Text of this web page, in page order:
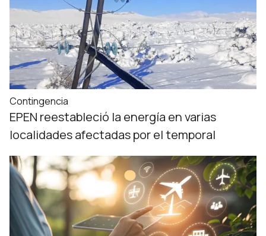
Contingencia
EPEN reestableció la energía en varias
localidades afectadas por el temporal